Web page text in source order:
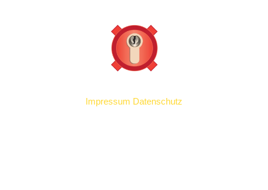
Impressum Datenschutz